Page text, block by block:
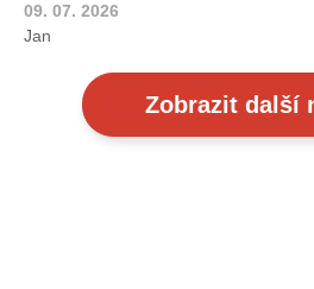
09. 07. 2026
Jan
Zobrazit další